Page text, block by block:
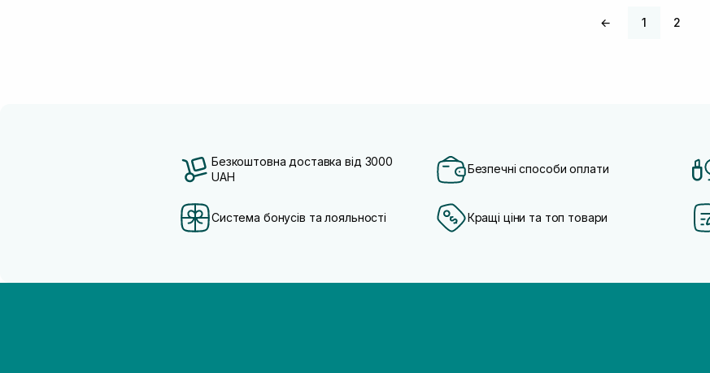
← 1 2
Безкоштовна доставка від 3000
UAH
Безпечні способи оплати
Система бонусів та лояльності Кращі ціни та топ товари